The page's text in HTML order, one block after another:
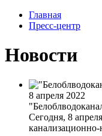
Главная
Пресс-центр
Новости
8 апреля 2022
Сегодня, 8